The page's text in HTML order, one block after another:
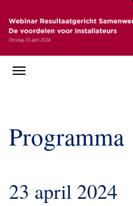
Programma
23 april 2024